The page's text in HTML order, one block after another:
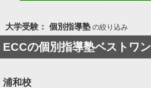
大学受験： 個別指導塾の絞り込み
ECCの個別指導塾ベストワン
浦和校